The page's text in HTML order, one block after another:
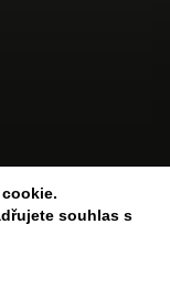
souhlas s
práva vyhrazena.